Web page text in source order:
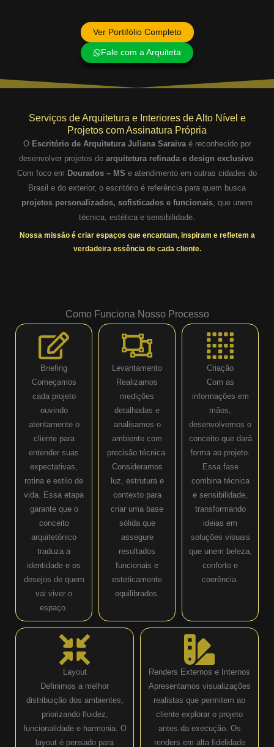
Ver Portifólio Completo
Fale com a Arquiteta
Serviços de Arquitetura e Interiores de Alto Nível e
Projetos com Assinatura Própria
O Escritório de Arquitetura Juliana Saraivaé reconhecido por
desenvolver projetos de arquitetura refinada e design exclusivo.
Com foco em Dourados – MS e atendimento em outras cidades do
Brasil e do exterior, o escritório é referência para quem busca
projetos personalizados, sofisticados e funcionais , que unem
técnica, estética e sensibilidade.
Nossa missão é criar espaços que encantam, inspiram e refletem a
verdadeira essência de cada cliente.
Como Funciona Nosso Processo
Briefing
Começamos
cada projeto
ouvindo
atentamente o
cliente para
entender suas
expectativas,
rotina e estilo de
vida. Essa etapa
garante que o
conceito
arquitetônico
traduza a
identidade e os
desejos de quem
vai viver o
espaço.
Levantamento
Realizamos
medições
detalhadas e
analisamos o
ambiente com
precisão técnica.
Consideramos
luz, estrutura e
contexto para
criar uma base
sólida que
assegure
resultados
funcionais e
esteticamente
equilibrados.
Criação
Com as
informações em
mãos,
desenvolvemos o
conceito que dará
forma ao projeto.
Essa fase
combina técnica
e sensibilidade,
transformando
ideias em
soluções visuais
que unem beleza,
conforto e
coerência.
Layout
Definimos a melhor
distribuição dos ambientes,
priorizando fluidez,
funcionalidade e harmonia. O
layout é pensado para
Renders Externos e Internos
Apresentamos visualizações
realistas que permitem ao
cliente explorar o projeto
antes da execução. Os
renders em alta fidelidade